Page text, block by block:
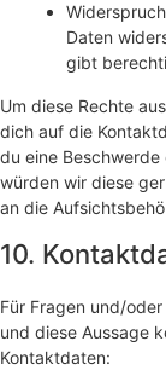
Daten
gibt
Um diese Rechte
dich auf die
du eine
würden wir diese
an die
10.
Für Fragen und/
und diese Aussage
Kontaktdaten: